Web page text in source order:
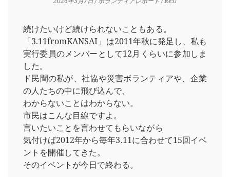
続けたいけど続けられないこともある。
「3.11fromKANSAI」は2011年秋に発足し、私も
実行委員のメンバーとして12月くらいに参加しま
した。
ド民間の私が、社協や災害ボランティアや、企業
の人たちの中に飛び込んで、
わからないことはわからない。
市民はこんな目線ですよ。
言いたいことを言わせてもらいながら
気付けば2012年から毎年3.11に合わせて15回イベ
ントを開催してきた。
そのイベントが今日で終わる。